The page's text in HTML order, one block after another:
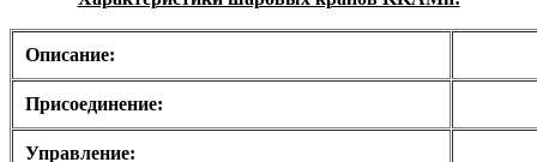
Описание:
Присоединение:
Управление: